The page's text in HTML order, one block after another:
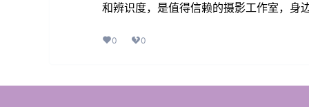
和辨识度，是值得信赖的摄影工作室，身
0 0